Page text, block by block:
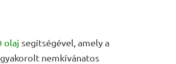
olaj segítségével, amely a
nemkívánatos